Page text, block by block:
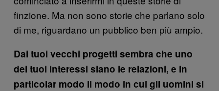
finzione. Ma non sono storie che parlano solo
di me, riguardano un pubblico ben più ampio.
Dai tuoi vecchi progetti sembra che uno
dei tuoi interessi siano le relazioni, e in
particolar modo il modo in cui gli uomini si